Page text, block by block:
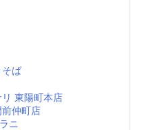
ば
東陽町本店
仲町店
ニ